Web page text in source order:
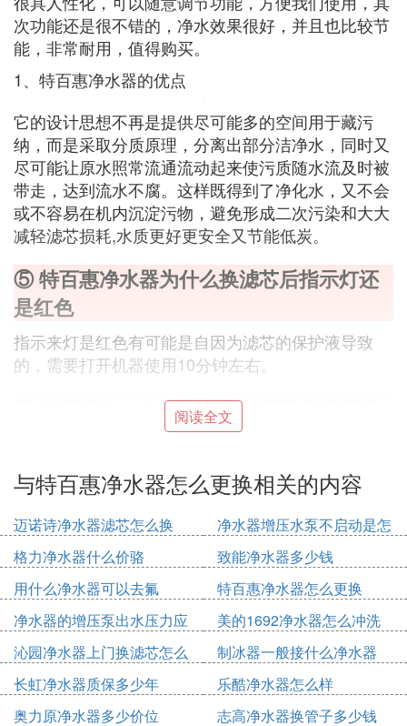
次功能还是很不错的，净水效果很好，并且也比较节
能，非常耐用，值得购买。
1、特百惠净水器的优点
它的设计思想不再是提供尽可能多的空间用于藏污
纳，而是采取分质原理，分离出部分洁净水，同时又
尽可能让原水照常流通流动起来使污质随水流及时被
带走，达到流水不腐。这样既得到了净化水，又不会
或不容易在机内沉淀污物，避免形成二次污染和大大
减轻滤芯损耗,水质更好更安全又节能低炭。
⑤ 特百惠净水器为什么换滤芯后指示灯还
是红色
指示来灯是红色有可能是自因为滤芯的保护液导致
的，需要打开机器使用10分钟左右。
⑥ 特百惠净水器新换的电池可显示屏还是
1.看看接触电池的地方是不是不紧2.第二种情况就是
保险丝坏了
⑦ 特百惠净水器电池怎么装
这个有说明书直接安装还是比较方便的，特百惠净水
器经过美国NSF两项认证，但是不版能去除水中的铁
权锈，你可以问下卖家就知道。安利的益之源净水器
经过美国NSF4项认证是目前全球唯一一台经过美国
NSF整机认证的，相对会更好一些。特百惠也算是中
档的还不错。
阅读全文
与特百惠净水器怎么更换相关的内容
迈诺诗净水器滤芯怎么换
净水器增压水泵不启动是怎
么回事
格力净水器什么价骆
致能净水器多少钱
用什么净水器可以去氟
特百惠净水器怎么更换
净水器的增压泵出水压力应
该是多少
美的1692净水器怎么冲洗
视频
沁园净水器上门换滤芯怎么
收费
制冰器一般接什么净水器
长虹净水器质保多少年
乐酷净水器怎么样
奥力原净水器多少价位
志高净水器换管子多少钱